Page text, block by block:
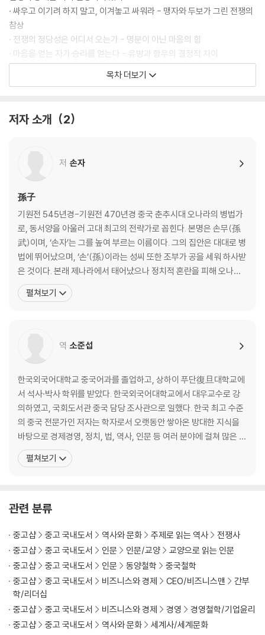
· 싸우고 이기려 하지 말고, 이겨놓고 싸워라 - 맹자와 두보가 그린 전쟁의
참상
· 전쟁의 정당성은 어디서 오는가 - 명분이 아닌 마음의 힘
· 마음을 얻는 자가 승리를 얻는다 - 유방과 항우의 결정적 차이
· 사람의 뜻이 곧 하늘의 뜻이다 - 민심으로 천하를 얻은 성탕
· 실력을 숨겨 판을 흔들어라 - 무능을 가장한 장군 이목
· 상대의 예측을 설계하라 - 묵돌선우의 심리전
제2편 작전作戰│전쟁에서 살아남는 법
모든 전쟁에는 대가가 따른다
· 전쟁의 생명은 속승이다 - 진나라 재상 범저의 실책
· 장기전은 자멸을 부른다 - 고구려 원정으로 나라를 잃은 수양제
· 무능한 지휘관은 참패를 부른다 - 40만 명의 목숨을 앗아간 조나라의 오
· 인재에게 인색하면 승리할 수 없다 - 스스로 패망을 부른 항우
· 인재를 통해 승리의 씨앗을 뿌려라 - 한무제의 능력 중심 인재 등용
제3편 모공謀攻│싸우지 않고 이기는 법
싸우지 않고 이기는 것이 최고의 전략이다
· 싸우지 않고 승리하는 길을 찾아서 - 『손자병법』은 비전쟁론이다
· 온전한 승리를 추구하라 - 전(全)을 모르면 『손자병법』을 알 수 없다
· 한발 빠른 정보가 판세를 바꾼다 - 조국을 구한 상인의 꾀
· 적을 교란해 스스로 무너지게 하라 - 위나라 사신으로 간 상앙
적을 알고 나를 알면 위태롭지 않다
· 적과 나의 역량을 올바로 진단하라 - 이신의 자만과 왕전의 통찰
[부록] 전장에서 피어난 노자의 철학 - 평화를 꿈꾼 손자의 병법
제4편 형形│형세를 읽는 자가 승리를 거둔다
목차 더보기
저자 소개 2
저 손자
孫子
기원전 545년경-기원전 470년경 중국 춘추시대 오나라의 병법가
로, 동서양을 아울러 고대 최고의 전략가로 꼽힌다. 본명은 손무(孫
武)이며, ‘손자’는 그를 높여 부르는 이름이다. 그의 집안은 대대로 병
법에 뛰어났으며, ‘손’(孫)이라는 성씨 또한 조부가 공을 세워 하사받
은 것이다. 본래 제나라에서 태어났으나 정치적 혼란을 피해 오나라
로 망명해 은거하며 불후의 저서 『손자병법』을 집필했다. 오나라 재
상 오자서의 천거로 합려 왕의 부름을 받아 군사(軍師)로 등용되었
펼쳐보기
역 소준섭
한국외국어대학교 중국어과를 졸업하고, 상하이 푸단復旦대학교에
서 석사·박사 학위를 받았다. 한국외국어대학교에서 대우교수로 강
의하였고, 국회도서관 중국 담당 조사관으로 일했다. 한국 최고 수준
의 중국 전문가인 저자는 학자로서 오랫동안 쌓아온 방대한 지식을
바탕으로 경제경영, 정치, 법, 역사, 인문 등 여러 분야에 걸쳐 많은 저
서가 있으며, 다수의 한·중 매체에 폭넓으면서도 깊이 있는 글들을 기
고하여 많은 독자들의 사랑을 받고 있다. 지은 책으로는 『중국을 말한
펼쳐보기
관련 분류
중고샵 중고 국내도서 역사와 문화 주제로 읽는 역사
전쟁사
중고샵
중고 국내도서 인문 인문/교양
교양으로 읽는 인문
중고샵
중고 국내도서 인문 동양철학
중국철학
중고샵
중고 국내도서 비즈니스와 경제 CEO/비즈니스맨
간부
학/리더십
중고샵
중고 국내도서 비즈니스와 경제 경영
경영철학/기업윤리
중고샵
중고 국내도서 역사와 문화 세계사/세계문화